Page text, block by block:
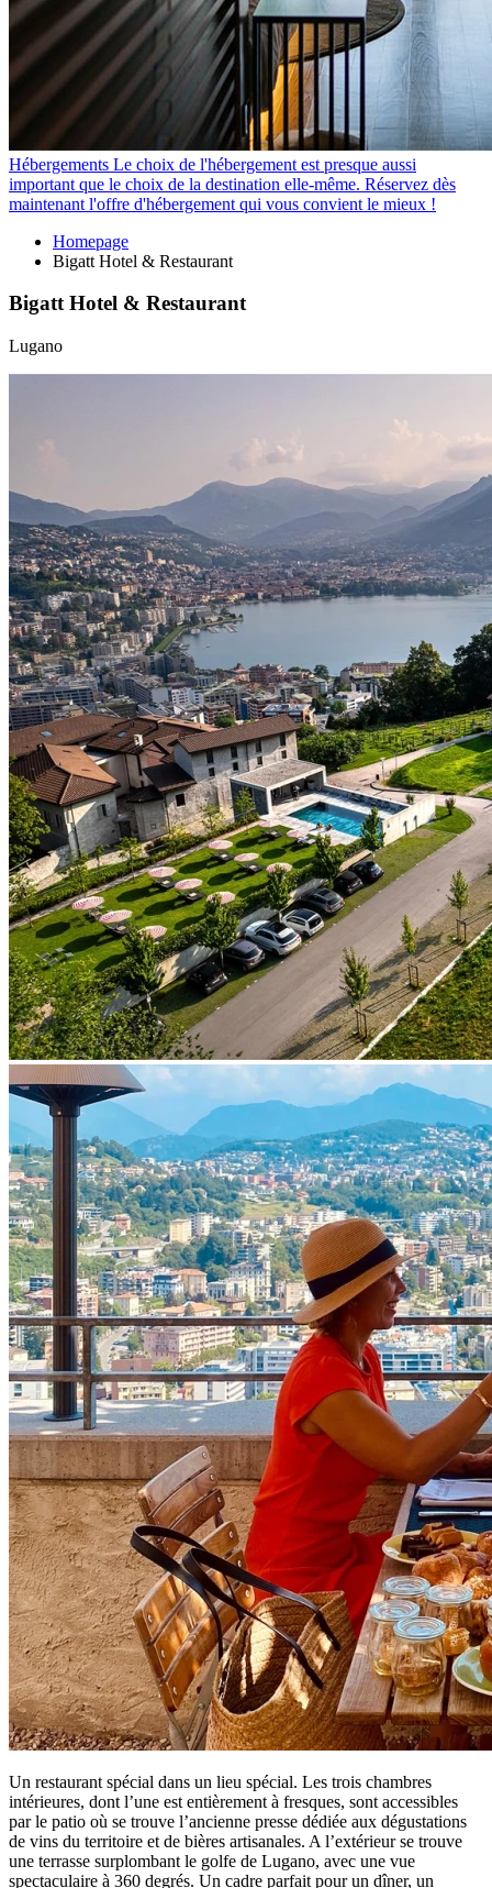
Hébergements Le choix de l'hébergement est presque aussi
important que le choix de la destination elle-même. Réservez dès
maintenant l'offre d'hébergement qui vous convient le mieux !
Homepage
Bigatt Hotel & Restaurant
Bigatt Hotel & Restaurant
Lugano
Un restaurant spécial dans un lieu spécial. Les trois chambres
intérieures, dont l’une est entièrement à fresques, sont accessibles
par le patio où se trouve l’ancienne presse dédiée aux dégustations
de vins du territoire et de bières artisanales. A l’extérieur se trouve
une terrasse surplombant le golfe de Lugano, avec une vue
spectaculaire à 360 degrés. Un cadre parfait pour un dîner, un